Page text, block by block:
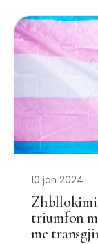
10 jan 2024
Zhbllokimi
triumfon
me